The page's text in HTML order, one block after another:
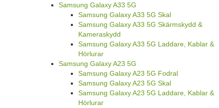
Samsung Galaxy A33 5G
Samsung Galaxy A33 5G Skal
Samsung Galaxy A33 5G Skärmskydd &
Kameraskydd
Samsung Galaxy A33 5G Laddare, Kablar &
Hörlurar
Samsung Galaxy A23 5G
Samsung Galaxy A23 5G Fodral
Samsung Galaxy A23 5G Skal
Samsung Galaxy A23 5G Laddare, Kablar &
Hörlurar